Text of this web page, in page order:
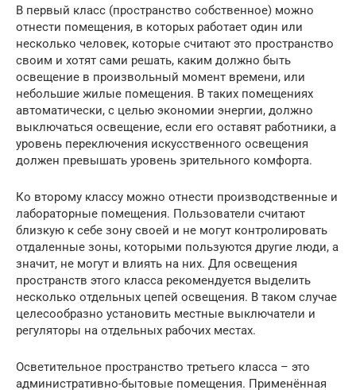
В первый класс (пространство собственное) можно
отнести помещения, в которых работает один или
несколько человек, которые считают это пространство
своим и хотят сами решать, каким должно быть
освещение в произвольный момент времени, или
небольшие жилые помещения. В таких помещениях
автоматически, с целью экономии энергии, должно
выключаться освещение, если его оставят работники, а
уровень переключения искусственного освещения
должен превышать уровень зрительного комфорта.
Ко второму классу можно отнести производственные и
лабораторные помещения. Пользователи считают
близкую к себе зону своей и не могут контролировать
отдаленные зоны, которыми пользуются другие люди, а
значит, не могут и влиять на них. Для освещения
пространств этого класса рекомендуется выделить
несколько отдельных цепей освещения. В таком случае
целесообразно установить местные выключатели и
регуляторы на отдельных рабочих местах.
Осветительное пространство третьего класса – это
административно-бытовые помещения. Применённая